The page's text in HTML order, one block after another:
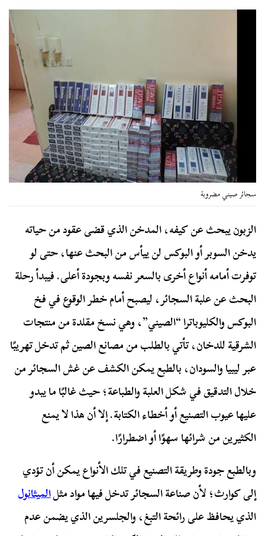
سجائر صيني مضروبة
الزبون يبحث عن كيفه، المدخن الذي قضى عقود من حياته
يدخن السوبر أو البوكس لن ييأس من البحث عنها، حتى لو
توفرت أمامه أنواع أخرى بالسعر نفسه وبجودة أعلى. فيبدأ رحلة
البحث عن علبة السجائر، ليصبح أمام خطر الوقوع في فخ
البوكس والكليوباترا “الصيني”، وهي نسخ مقلدة من منتجات
الشرقية للدخان، تأتي بالطلب من مصانع الصين ثم تدخل تهريبًا
عبر ليبيا والسودان، بالطبع يمكن الكشف عن غش السجائر من
خلال التدقيق في شكل العلبة والطباعة؛ حيث غالبًا ما يبدو
عليها عيوب التصنيع أو أخطاء الكتابة. إلا أن هذا لا يمنع
الكثيرين من شرائها سهوًا أو اضطرارًا.
وبالطبع جودة وطريقة التصنيع في تلك الأنواع يمكن أن تؤدي
إلى كوارث؛ لأن صناعة السجائر تدخل فيها مواد مثلالميثانول
الذي يحافظ على رائحة التبغ، والجلسرين الذي يضمن عدم